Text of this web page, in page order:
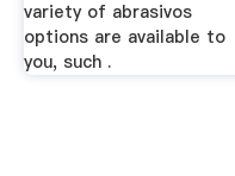
variety of abrasivos
options are available to
you, such .